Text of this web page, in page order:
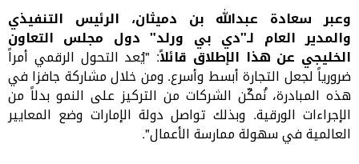
وعبر سعادة عبدالله بن دميثان، الرئيس التنفيذي
والمدير العام لـ"دي بي ورلد" دول مجلس التعاون
الخليجي عن هذا الإطلاق قائلاً: "يُعد التحول الرقمي أمراً
ضرورياً لجعل التجارة أبسط وأسرع. ومن خلال مشاركة جافزا في
هذه المبادرة، نُمكّن الشركات من التركيز على النمو بدلاً من
الإجراءات الورقية. وبذلك تواصل دولة الإمارات وضع المعايير
العالمية في سهولة ممارسة الأعمال."